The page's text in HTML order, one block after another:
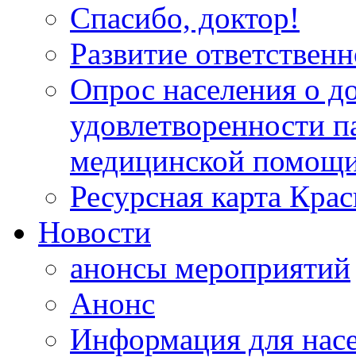
Спасибо, доктор!
Развитие
Опрос населения о
удовлетворенности
медицинской
Ресурсная карта
Новости
анонсы мероприятий
Анонс
Информация для